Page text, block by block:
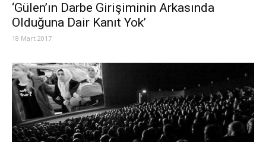
‘Gülen’ın Darbe Girişiminin Arkasında
Olduğuna Dair Kanıt Yok’
18 Mart 2017